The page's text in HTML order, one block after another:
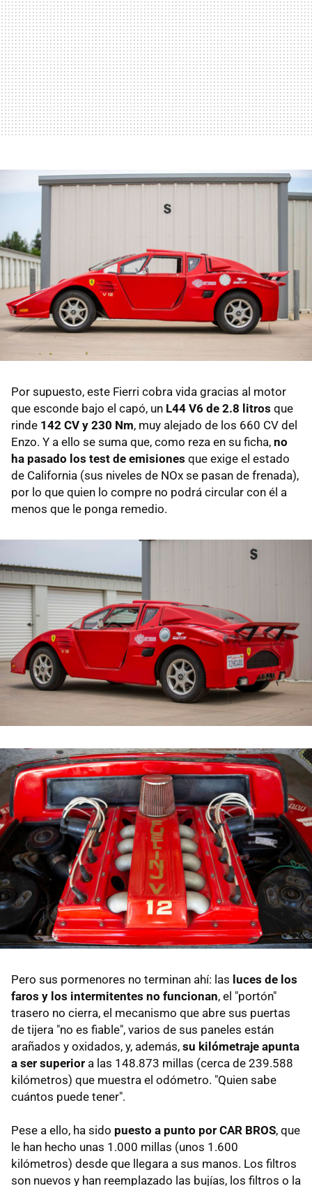
Por supuesto, este Fierri cobra vida gracias al motor
que esconde bajo el capó, un L44 V6 de 2.8 litros que
rinde 142 CV y 230 Nm, muy alejado de los 660 CV del
Enzo. Y a ello se suma que, como reza en su ficha, no
ha pasado los test de emisiones que exige el estado
de California (sus niveles de NOx se pasan de frenada),
por lo que quien lo compre no podrá circular con él a
menos que le ponga remedio.
Pero sus pormenores no terminan ahí: las luces de los
faros y los intermitentes no funcionan, el "portón"
trasero no cierra, el mecanismo que abre sus puertas
de tijera "no es fiable", varios de sus paneles están
arañados y oxidados, y, además, su kilómetraje apunta
a ser superior a las 148.873 millas (cerca de 239.588
kilómetros) que muestra el odómetro. "Quien sabe
cuántos puede tener".
Pese a ello, ha sido puesto a punto por CAR BROS, que
le han hecho unas 1.000 millas (unos 1.600
kilómetros) desde que llegara a sus manos. Los filtros
son nuevos y han reemplazado las bujías, los filtros o la